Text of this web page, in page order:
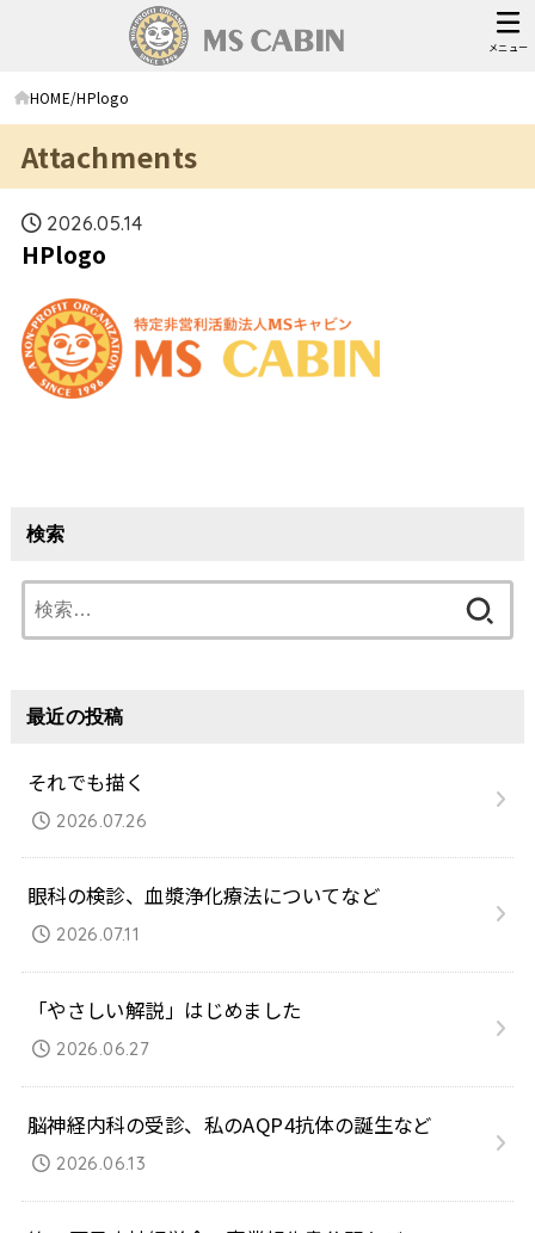
メニュー
HOME HPlogo
Attachments
2026.05.14
HPlogo
検索
索:
最近の投稿
それでも描く
2026.07.26
眼科の検診、血漿浄化療法についてなど
2026.07.11
「やさしい解説」はじめました
2026.06.27
脳神経内科の受診、私のAQP4抗体の誕生など
2026.06.13